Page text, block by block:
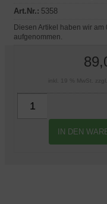
Art.Nr.: 5358
Diesen Artikel haben wir
aufgenommen.
inkl. 19 % MwSt. zzgl.
IN DEN